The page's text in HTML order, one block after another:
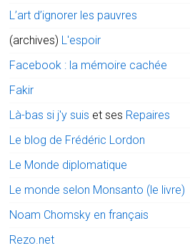
L’art d’ignorer les pauvres
(archives) L'espoir
Facebook : la mémoire cachée
Fakir
Là-bas si j'y suis et ses Repaires
Le blog de Frédéric Lordon
Le Monde diplomatique
Le monde selon Monsanto (le livre)
Noam Chomsky en français
Rezo.net